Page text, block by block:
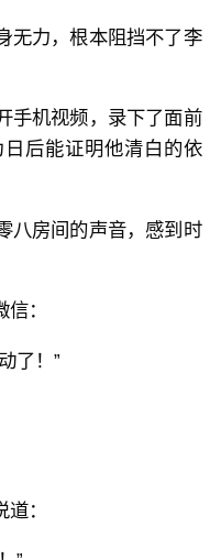
无力，根本阻挡不了李
手机视频，录下了面前
后能证明他清白的依
八房间的声音，感到时
：
了！”
：